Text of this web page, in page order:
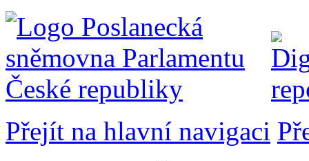
Přejít na hlavní navigaci